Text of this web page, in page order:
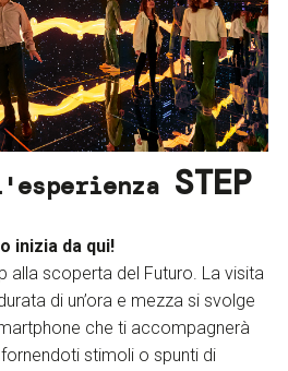
STEP
inizia da qui!
alla scoperta del Futuro. La visita
di un’ora e mezza si svolge
che ti accompagnerà
stimoli o spunti di